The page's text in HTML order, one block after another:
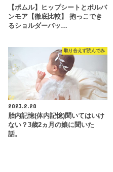
【ポムル】ヒップシートとポルバ
ンモア【徹底比較】 抱っこでき
るショルダーバッ…
取り合えず読んでみ
2023.2.20
胎内記憶(体内記憶)聞いてはいけ
ない？3歳2ヵ月の娘に聞いた
話。